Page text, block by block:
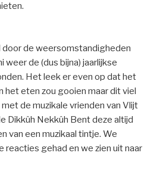
door de weersomstandigheden
de (dus bijna) jaarlijkse
Het leek er even op dat het
het eten zou gooien maar dit viel
de muzikale vrienden van Vlijt
Dikkûh Nekkûh Bent deze altijd
van een muzikaal tintje. We
reacties gehad en we zien uit naar